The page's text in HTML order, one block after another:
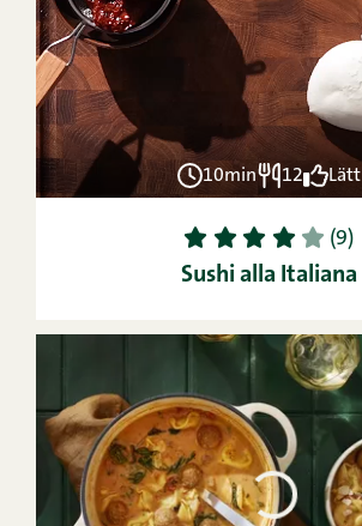
10min 12 Lätt
1 2 3 4 5 (9)
Sushi alla Italiana